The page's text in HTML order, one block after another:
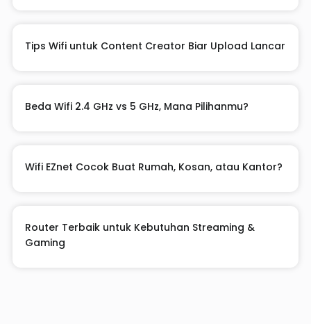
Tips Wifi untuk Content Creator Biar Upload Lancar
Beda Wifi 2.4 GHz vs 5 GHz, Mana Pilihanmu?
Wifi EZnet Cocok Buat Rumah, Kosan, atau Kantor?
Router Terbaik untuk Kebutuhan Streaming &
Gaming